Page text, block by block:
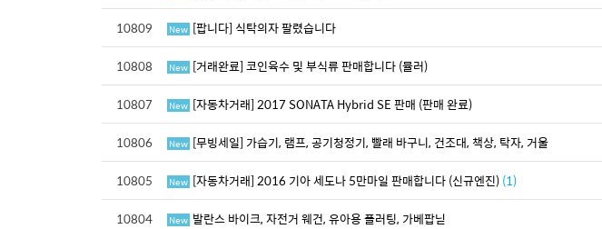
10809
New [팝니다] 식탁의자 팔렸습니다
10808
New [거래완료] 코인육수 및 부식류 판매합니다 (뮬러)
10807
New [자동차거래] 2017 SONATA Hybrid SE 판매 (판매 완료)
10806
New [무빙세일] 가습기, 램프, 공기청정기, 빨래 바구니, 건조대, 책상, 탁자, 거울
10805
New [자동차거래] 2016 기아 세도나 5만마일 판매합니다 (신규엔진)(1)
10804
New 발란스 바이크, 자전거 웨건, 유아용 플러팅, 가베팝닏